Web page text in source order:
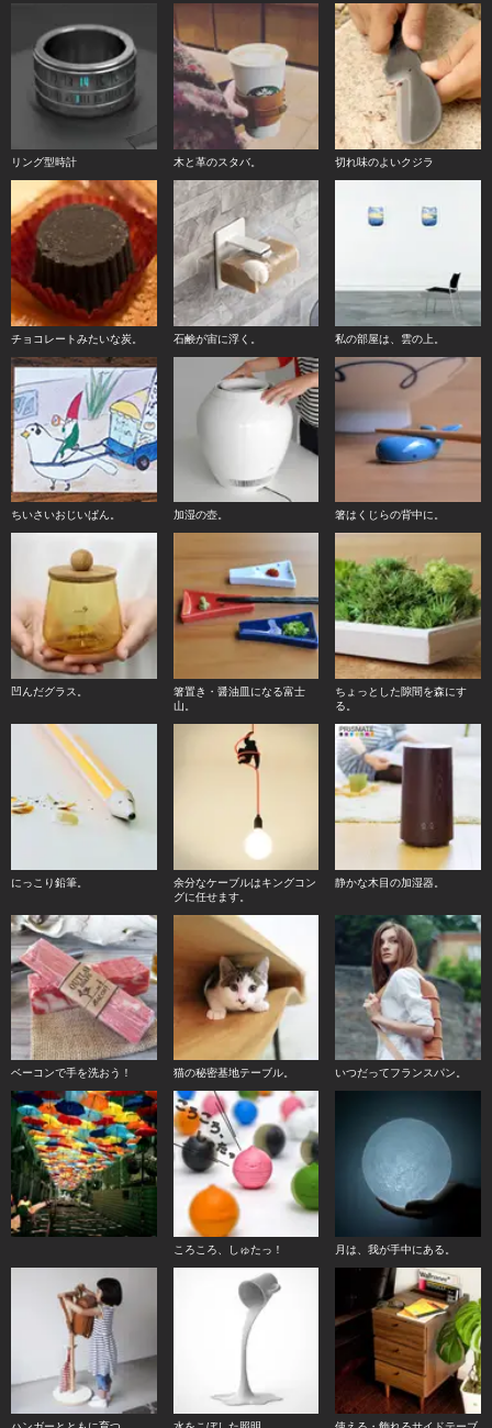
リング型時計 木と革のスタバ。 切れ味のよいクジラ
チョコレートみたいな炭。 石鹸が宙に浮く。 私の部屋は、雲の上。
ちいさいおじいぱん。 加湿の壺。 箸はくじらの背中に。
凹んだグラス。
箸置き・醤油皿になる富士
山。
ちょっとした隙間を森にす
る。
にっこり鉛筆。
余分なケーブルはキングコン
グに任せます。
静かな木目の加湿器。
ベーコンで手を洗おう！ 猫の秘密基地テーブル。 いつだってフランスパン。
ころころ、しゅたっ！ 月は、我が手中にある。